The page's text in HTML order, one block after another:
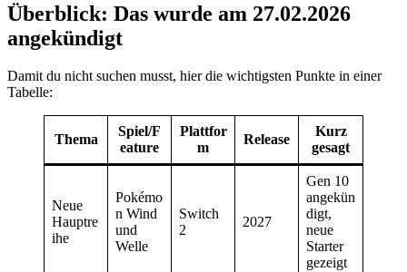
Überblick: Das wurde am 27.02.2026
angekündigt
Damit du nicht suchen musst, hier die wichtigsten Punkte in einer
Tabelle:
Thema
Spiel/F
eature
Plattfor
m
Release
Kurz
gesagt
Neue
Hauptre
ihe
Pokémo
n Wind
und
Welle
Switch
2
2027
Gen 10
angekün
digt,
neue
Starter
gezeigt